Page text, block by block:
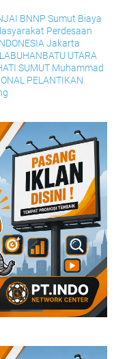
BNNP Sumut Biaya
Perdesaan
Jakarta
LABUHANBATU UTARA
SUMUT Muhammad
PELANTIKAN